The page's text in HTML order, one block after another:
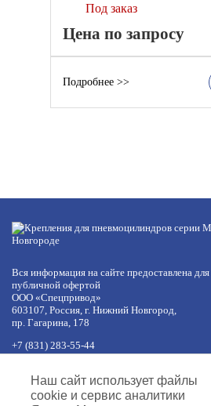
Под заказ
Цена по запросу
Подробнее >>
Вся информация на сайте предоставлена
публичной офертой
ООО «Спецпривод»
603107, Россия, г. Нижний Новгород,
пр. Гагарина, 178
+7 (831) 283-55-44
+7 (977) 422-66-54
обед с 12:30 до 13:30
Наш сайт использует файлы
cookie и сервис аналитики